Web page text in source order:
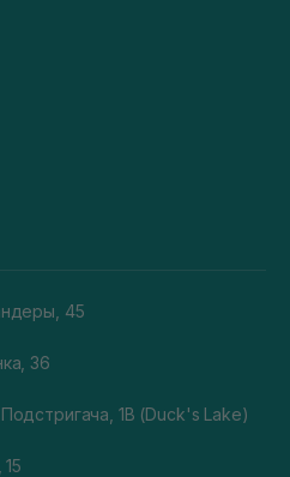
45
36
1В (Duck's Lake)